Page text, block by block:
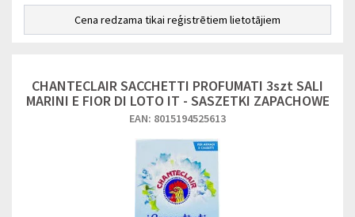
Cena redzama tikai reģistrētiem lietotājiem
CHANTECLAIR SACCHETTI PROFUMATI 3szt SALI
MARINI E FIOR DI LOTO IT - SASZETKI ZAPACHOWE
EAN: 8015194525613